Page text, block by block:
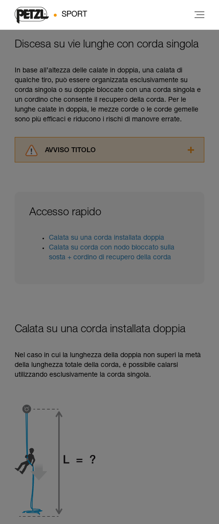
SPORT
Discesa su vie lunghe con corda singola
In base all’altezza delle calate in doppia, una calata di
qualche tiro, può essere organizzata esclusivamente su
corda singola o su doppie bloccate con una corda singola e
un cordino che consente il recupero della corda. Per le
lunghe calate in doppia, le mezze corde o le corde gemelle
sono più efficaci e riducono i rischi di manovre errate.
AVVISO TITOLO
capire queste ulteriori informazioni.
La padronanza di queste tecniche richiede una
Verificate con un professionista la vostra
capacità di rifare la manovra, da soli, in piena
sicurezza, prima di riprodurla autonomamente.
Accesso rapido
Calata su una corda installata doppia
Calata su corda con nodo bloccato sulla
sosta + cordino di recupero della corda
Calata su una corda installata doppia
Nel caso in cui la lunghezza della doppia non superi la metà
della lunghezza totale della corda, è possibile calarsi
utilizzando esclusivamente la corda singola.